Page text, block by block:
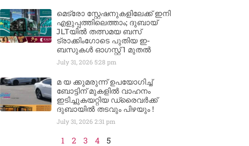
മെട്രോ സ്റ്റേഷനുകളിലേക്ക് ഇനി
എളുപ്പത്തിലെത്താം; ദുബായ്
JLTയിൽ തത്സമയ ബസ്
ട്രാക്കിംഗോടെ പുതിയ ഇ-
ബസുകൾ ഓഗസ്റ്റ് 1 മുതൽ
July 31, 2026 5:28 pm
മ യ ക്കുമരുന്ന് ഉപയോഗിച്ച്
ബോട്ടിന് മുകളിൽ വാഹനം
ഇടിച്ചുകയറ്റിയ ഡ്രൈവർക്ക്
ദുബായിൽ തടവും പിഴയും !
July 31, 2026 2:31 pm
1 2 3 4 5